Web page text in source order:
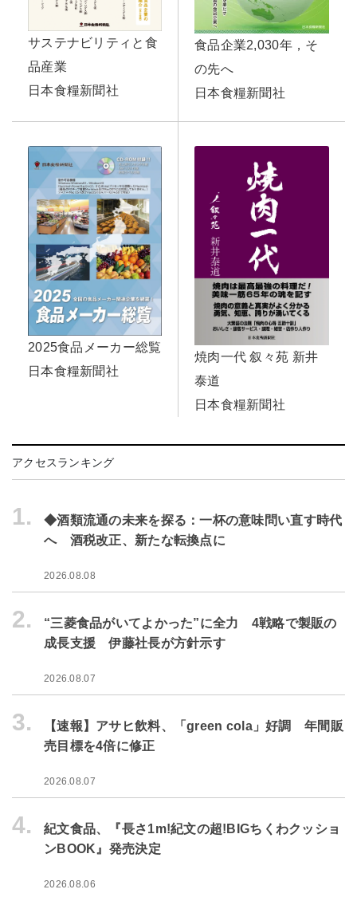
サステナビリティと食
品産業
日本食糧新聞社
食品企業2,030年，そ
の先へ
日本食糧新聞社
2025食品メーカー総覧
日本食糧新聞社
焼肉一代 叙々苑 新井
泰道
日本食糧新聞社
アクセスランキング
1.
◆酒類流通の未来を探る：一杯の意味問い直す時代
へ 酒税改正、新たな転換点に
2026.08.08
2.
“三菱食品がいてよかった”に全力 4戦略で製販の
成長支援 伊藤社長が方針示す
2026.08.07
3.
【速報】アサヒ飲料、「green cola」好調 年間販
売目標を4倍に修正
2026.08.07
4.
紀文食品、『長さ1m!紀文の超!BIGちくわクッショ
ンBOOK』発売決定
2026.08.06